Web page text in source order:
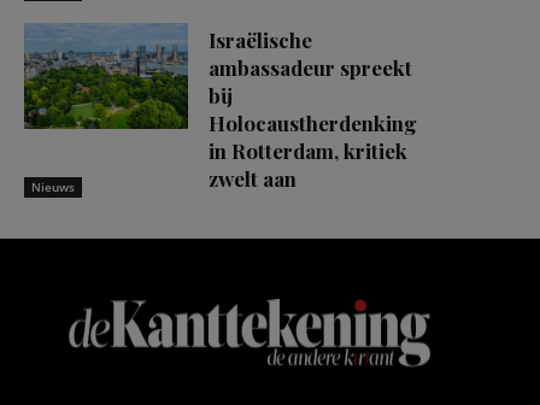
Nieuws
Israëlische
ambassadeur spreekt
bij
Holocaustherdenking
in Rotterdam, kritiek
zwelt aan